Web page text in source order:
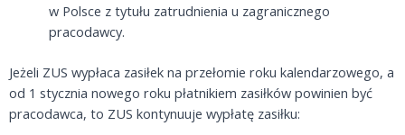
w Polsce z tytułu zatrudnienia u zagranicznego
pracodawcy.
Jeżeli ZUS wypłaca zasiłek na przełomie roku kalendarzowego, a
od 1 stycznia nowego roku płatnikiem zasiłków powinien być
pracodawca, to ZUS kontynuuje wypłatę zasiłku: